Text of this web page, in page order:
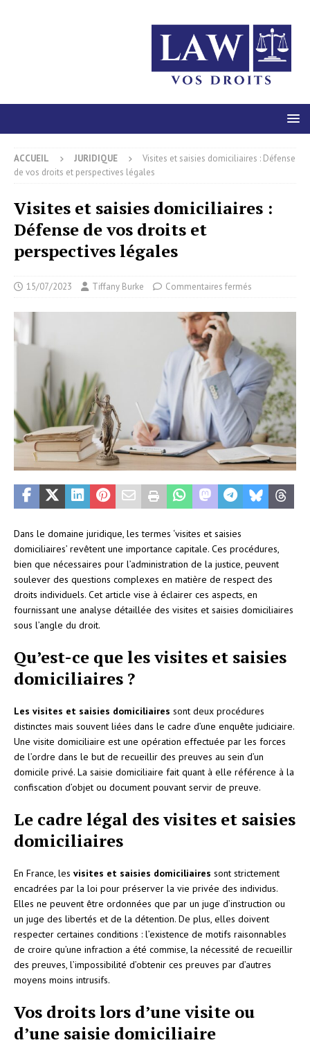
ACCUEIL JURIDIQUE
Visites et saisies domiciliaires : Défense
de vos droits et perspectives légales
Visites et saisies domiciliaires :
Défense de vos droits et
perspectives légales
15/07/2023 Tiffany Burke Commentaires fermés
Dans le domaine juridique, les termes ‘visites et saisies
domiciliaires’ revêtent une importance capitale. Ces procédures,
bien que nécessaires pour l’administration de la justice, peuvent
soulever des questions complexes en matière de respect des
droits individuels. Cet article vise à éclairer ces aspects, en
fournissant une analyse détaillée des visites et saisies domiciliaires
sous l’angle du droit.
Qu’est-ce que les visites et saisies
domiciliaires ?
Les visites et saisies domiciliaires sont deux procédures
distinctes mais souvent liées dans le cadre d’une enquête judiciaire.
Une visite domiciliaire est une opération effectuée par les forces
de l’ordre dans le but de recueillir des preuves au sein d’un
domicile privé. La saisie domiciliaire fait quant à elle référence à la
confiscation d’objet ou document pouvant servir de preuve.
Le cadre légal des visites et saisies
domiciliaires
En France, les visites et saisies domiciliaires sont strictement
encadrées par la loi pour préserver la vie privée des individus.
Elles ne peuvent être ordonnées que par un juge d’instruction ou
un juge des libertés et de la détention. De plus, elles doivent
respecter certaines conditions : l’existence de motifs raisonnables
de croire qu’une infraction a été commise, la nécessité de recueillir
des preuves, l’impossibilité d’obtenir ces preuves par d’autres
moyens moins intrusifs.
Vos droits lors d’une visite ou
d’une saisie domiciliaire